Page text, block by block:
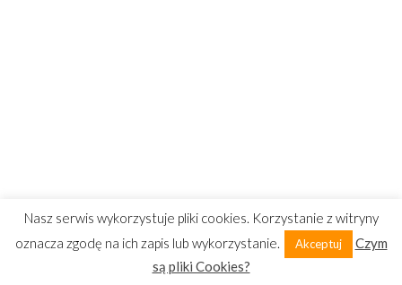
Nasz serwis wykorzystuje pliki cookies. Korzystanie z witryny
oznacza zgodę na ich zapis lub wykorzystanie.
Akceptuj
Czym
są pliki Cookies?